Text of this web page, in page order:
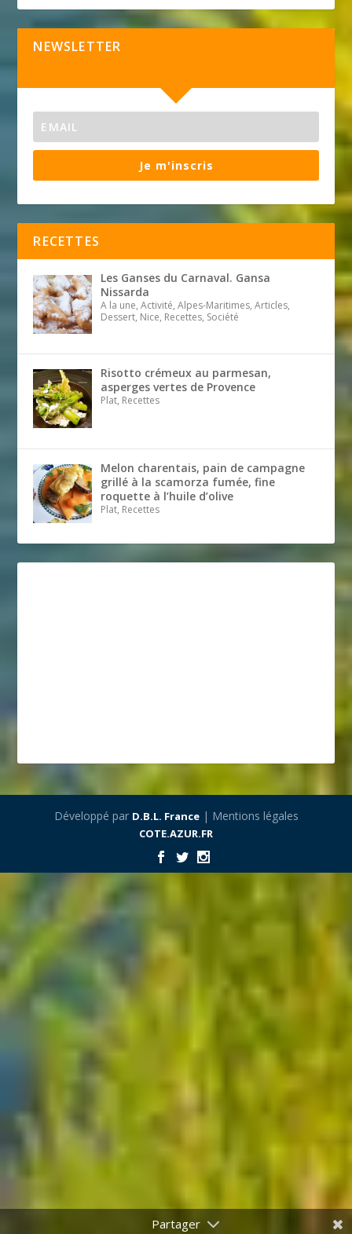
NEWSLETTER
Je m'inscris
RECETTES
Les Ganses du Carnaval. Gansa
Nissarda
A la une, Activité, Alpes-Maritimes, Articles,
Dessert, Nice, Recettes, Société
Risotto crémeux au parmesan,
asperges vertes de Provence
Plat, Recettes
Melon charentais, pain de campagne
grillé à la scamorza fumée, fine
roquette à l’huile d’olive
Plat, Recettes
Développé par D.B.L. France| Mentions légales
COTE.AZUR.FR